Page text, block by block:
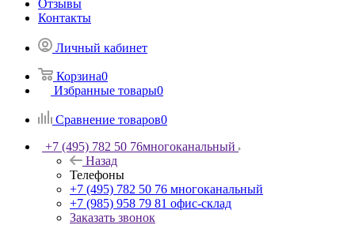
Отзывы
Контакты
Личный кабинет
Корзина0
Избранные товары0
Сравнение товаров0
+7 (495) 782 50 76многоканальный
Назад
Телефоны
+7 (495) 782 50 76 многоканальный
+7 (985) 958 79 81 офис-склад
Заказать звонок